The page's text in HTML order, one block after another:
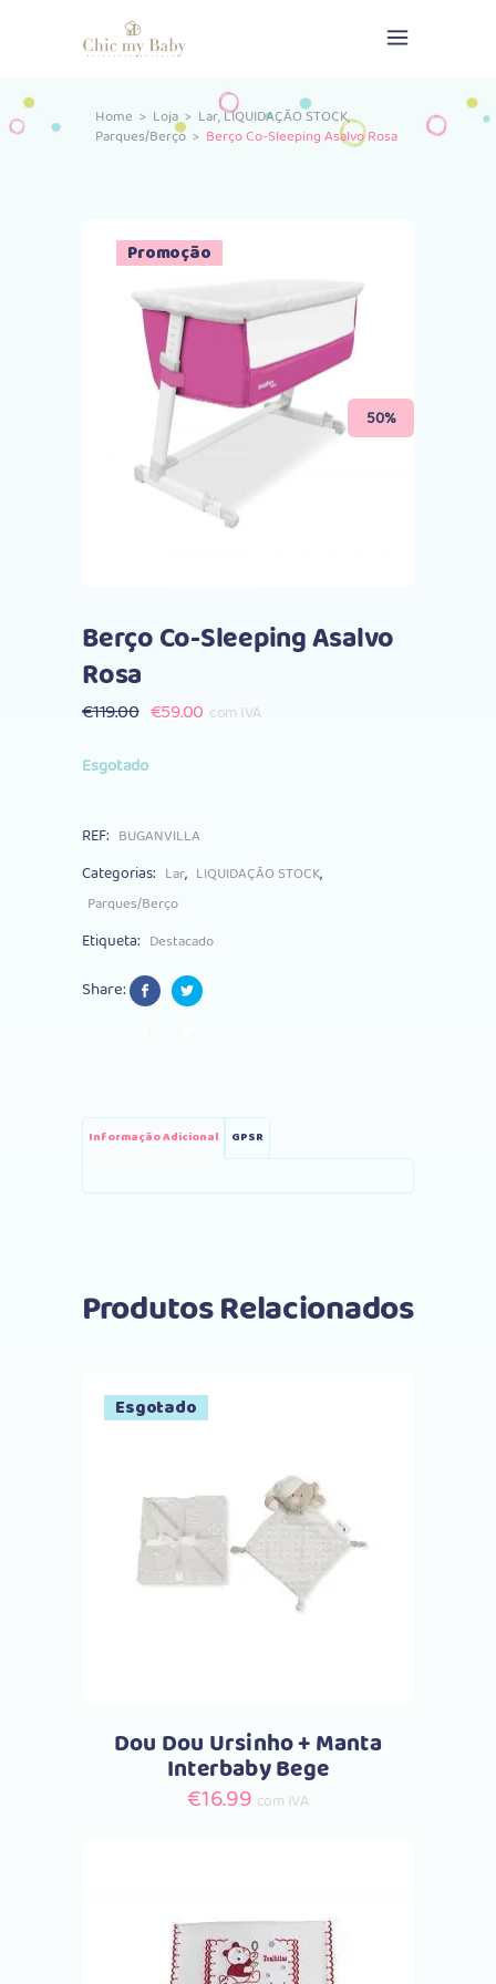
Home > Loja> Lar,LIQUIDAÇÃO STOCK,
Parques/Berço > Berço Co-Sleeping Asalvo Rosa
Esgotado
Promoção
50%
Berço Co-Sleeping Asalvo
Rosa
€119.00 O
€119.00.
€59.00 O
com IVA
Esgotado
REF: BUGANVILLA
Categorias: Lar, LIQUIDAÇÃO STOCK,
Parques/Berço
Etiqueta: Destacado
Share:
Informação Adicional GPSR
Produtos Relacionados
Esgotado
Comprar
Dou Dou Ursinho + Manta
Interbaby Bege
€16.99 com IVA